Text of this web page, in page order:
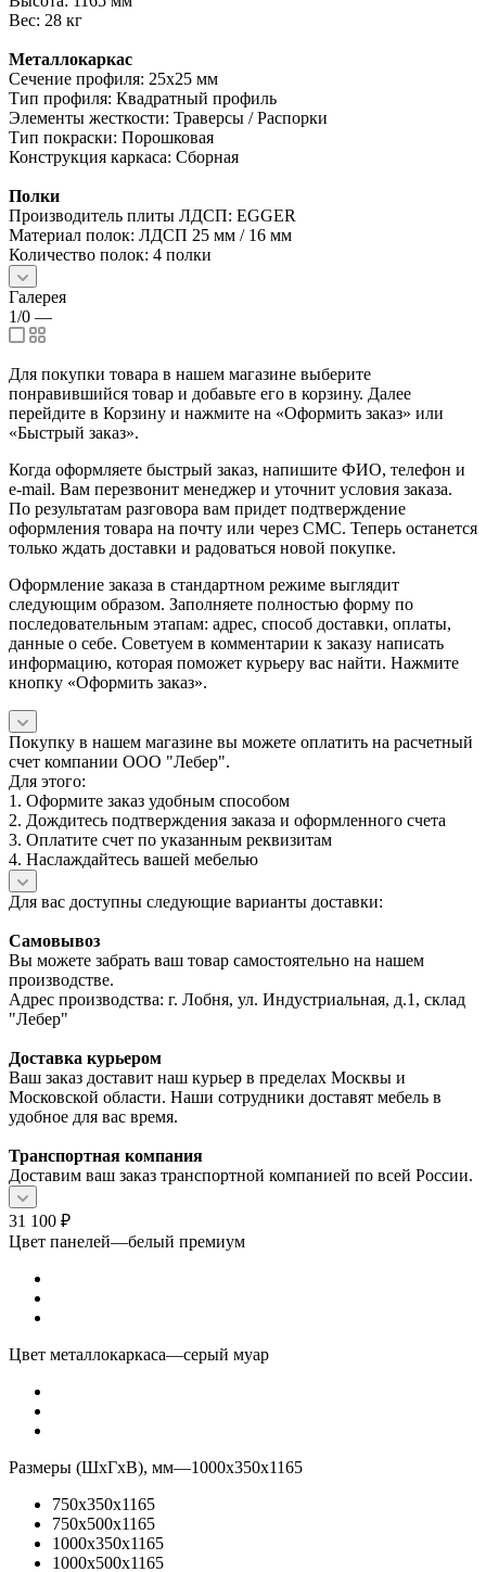
Вес: 28 кг
Металлокаркас
Сечение профиля: 25х25 мм
Тип профиля: Квадратный профиль
Элементы жесткости: Траверсы / Распорки
Тип покраски: Порошковая
Конструкция каркаса: Сборная
Полки
Производитель плиты ЛДСП: EGGER
Материал полок: ЛДСП 25 мм / 16 мм
Количество полок: 4 полки
Галерея
1/0 —
Для покупки товара в нашем магазине выберите
понравившийся товар и добавьте его в корзину. Далее
перейдите в Корзину и нажмите на «Оформить заказ» или
«Быстрый заказ».
Когда оформляете быстрый заказ, напишите ФИО, телефон и
e-mail. Вам перезвонит менеджер и уточнит условия заказа.
По результатам разговора вам придет подтверждение
оформления товара на почту или через СМС. Теперь останется
только ждать доставки и радоваться новой покупке.
Оформление заказа в стандартном режиме выглядит
следующим образом. Заполняете полностью форму по
последовательным этапам: адрес, способ доставки, оплаты,
данные о себе. Советуем в комментарии к заказу написать
информацию, которая поможет курьеру вас найти. Нажмите
кнопку «Оформить заказ».
Покупку в нашем магазине вы можете оплатить на расчетный
счет компании ООО "Лебер".
Для этого:
1. Оформите заказ удобным способом
2. Дождитесь подтверждения заказа и оформленного счета
3. Оплатите счет по указанным реквизитам
4. Наслаждайтесь вашей мебелью
Для вас доступны следующие варианты доставки:
Самовывоз
Вы можете забрать ваш товар самостоятельно на нашем
производстве.
Адрес производства: г. Лобня, ул. Индустриальная, д.1, склад
"Лебер"
Доставка курьером
Ваш заказ доставит наш курьер в пределах Москвы и
Московской области. Наши сотрудники доставят мебель в
удобное для вас время.
Транспортная компания
Доставим ваш заказ транспортной компанией по всей России.
31 100 ₽
Цвет панелей—белый премиум
Цвет металлокаркаса—серый муар
Размеры (ШхГхВ), мм—1000x350x1165
750x350x1165
750x500x1165
1000x350x1165
1000x500x1165